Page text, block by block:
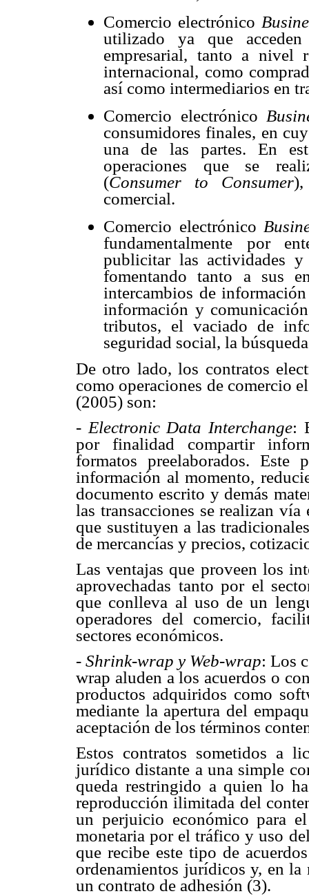
Comercio electrónico
utilizado ya que
empresarial, tanto a nivel
internacional, como
así como intermediarios en
Comercio electrónico
consumidores finales, en
una de las partes. En
operaciones que se
(Consumer to Consumer),
comercial.
Comercio electrónico
fundamentalmente por
publicitar las actividades
fomentando tanto a sus
intercambios de
información y
tributos, el vaciado de
seguridad social, la
De otro lado, los contratos
como operaciones de comercio
(2005) son:
- Electronic Data Interchange:
por finalidad compartir
formatos preelaborados. Este
información al momento,
documento escrito y demás
las transacciones se realizan
que sustituyen a las
de mercancías y precios,
Las ventajas que proveen los
aprovechadas tanto por el
que conlleva al uso de un
operadores del comercio,
sectores económicos.
- Shrink-wrap y Web-wrap: Los
wrap aluden a los acuerdos o
productos adquiridos como
mediante la apertura del
aceptación de los términos
Estos contratos sometidos a
jurídico distante a una simple
queda restringido a quien lo
reproducción ilimitada del
un perjuicio económico para
monetaria por el tráfico y uso
que recibe este tipo de
ordenamientos jurídicos y, en
un contrato de adhesión (3).